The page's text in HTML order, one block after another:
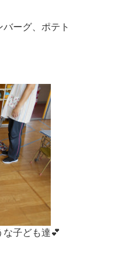
ーグ、ポテト
子ども達💕